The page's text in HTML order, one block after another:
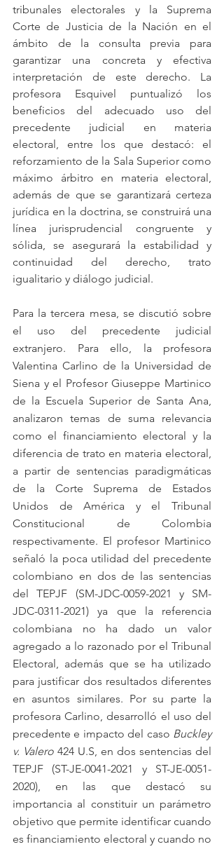
tribunales electorales y la Suprema
Corte de Justicia de la Nación en el
ámbito de la consulta previa para
garantizar una concreta y efectiva
interpretación de este derecho. La
profesora Esquivel puntualizó los
beneficios del adecuado uso del
precedente judicial en materia
electoral, entre los que destacó: el
reforzamiento de la Sala Superior como
máximo árbitro en materia electoral,
además de que se garantizará certeza
jurídica en la doctrina, se construirá una
línea jurisprudencial congruente y
sólida, se asegurará la estabilidad y
continuidad del derecho, trato
igualitario y diálogo judicial.
Para la tercera mesa, se discutió sobre
el uso del precedente judicial
extranjero. Para ello, la profesora
Valentina Carlino de la Universidad de
Siena y el Profesor Giuseppe Martinico
de la Escuela Superior de Santa Ana,
analizaron temas de suma relevancia
como el financiamiento electoral y la
diferencia de trato en materia electoral,
a partir de sentencias paradigmáticas
de la Corte Suprema de Estados
Unidos de América y el Tribunal
Constitucional de Colombia
respectivamente. El profesor Martinico
señaló la poca utilidad del precedente
colombiano en dos de las sentencias
del TEPJF (SM-JDC-0059-2021 y SM-
JDC-0311-2021) ya que la referencia
colombiana no ha dado un valor
agregado a lo razonado por el Tribunal
Electoral, además que se ha utilizado
para justificar dos resultados diferentes
en asuntos similares. Por su parte la
profesora Carlino, desarrolló el uso del
precedente e impacto del caso Buckley
v. Valero 424 U.S, en dos sentencias del
TEPJF (ST-JE-0041-2021 y ST-JE-0051-
2020), en las que destacó su
importancia al constituir un parámetro
objetivo que permite identificar cuando
es financiamiento electoral y cuando no